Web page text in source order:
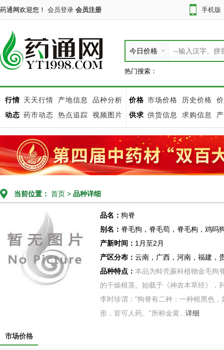
药通网欢迎您！ 会员登录 会员注册 手机版
今日价格
热门搜索：
行情 天天行情 产地信息
品种分析
动态 药市动态 热点追踪 视频图片
价格 市场价格 历史价格
供求 供货信息 求购信息
当前位置： 首页 > 品种详细
品名： 狗脊
别名： 脊毛狗，脊毛苟，脊毛构，鸡吗
产新时间： 1月至2月
产区分布： 云南，广西，河南，福建，
品种特点： 本品为蚌壳蕨科植物金毛狗
的干燥根茎。始载于《神农本草经》，
李时珍谓："狗脊有二种：一种根黑色
形，皆可人药。"所称金黄... 详细
市场价格